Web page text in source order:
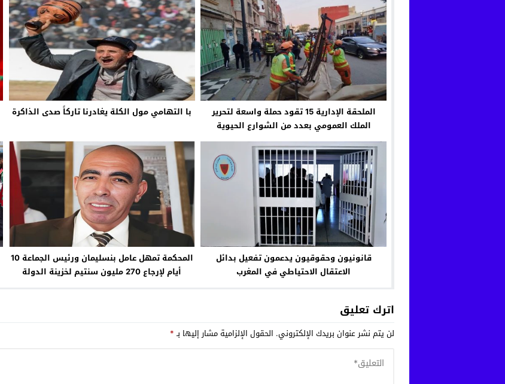
الملحقة الإدارية 15 تقود حملة واسعة لتحرير
الملك العمومي بعدد من الشوارع الحيوية
با التهامي مول الكلة يغادرنا تاركاً صدى الذاكرة
قانونيون وحقوقيون يدعمون تفعيل بدائل
الاعتقال الاحتياطي في المغرب
المحكمة تمهل عامل بنسليمان ورئيس الجماعة 10
أيام لإرجاع 270 مليون سنتيم لخزينة الدولة
اترك تعليق
لن يتم نشر عنوان بريدك الإلكتروني. الحقول الإلزامية مشار إليها بـ*